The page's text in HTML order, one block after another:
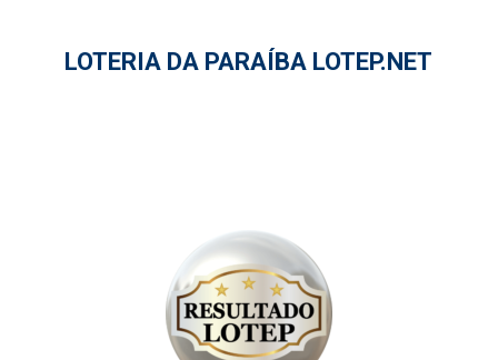
LOTERIA DA PARAÍBA LOTEP.NET